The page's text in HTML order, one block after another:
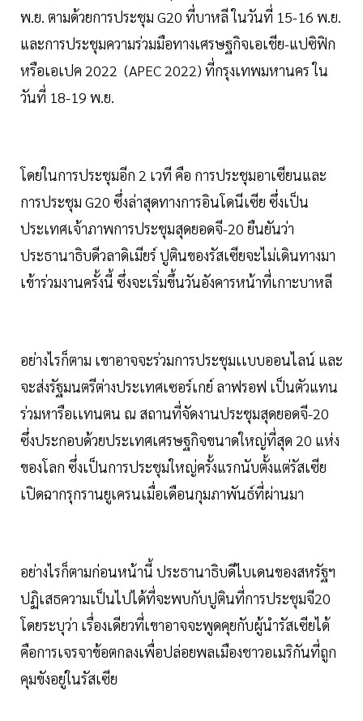
พ.ย. ตามด้วยการประชุม G20 ที่บาหลี ในวันที่ 15-16 พ.ย.
และการประชุมความร่วมมือทางเศรษฐกิจเอเชีย-แปซิฟิก
หรือเอเปค 2022 (APEC 2022) ที่กรุงเทพมหานคร ใน
วันที่ 18-19 พ.ย.
โดยในการประชุมอีก 2 เวที คือ การประชุมอาเซียนและ
การประชุม G20 ซึ่งล่าสุดทางการอินโดนีเซีย ซึ่งเป็น
ประเทศเจ้าภาพการประชุมสุดยอดจี-20 ยืนยันว่า
ประธานาธิบดีวลาดิเมียร์ ปูตินของรัสเซียจะไม่เดินทางมา
เข้าร่วมงานครั้งนี้ ซึ่งจะเริ่มขึ้นวันอังคารหน้าที่เกาะบาหลี
อย่างไรก็ตาม เขาอาจจะร่วมการประชุมเเบบออนไลน์ และ
จะส่งรัฐมนตรีต่างประเทศเซอร์เกย์ ลาฟรอฟ เป็นตัวแทน
ร่วมหารือเเทนตน ณ สถานที่จัดงานประชุมสุดยอดจี-20
ซึ่งประกอบด้วยประเทศเศรษฐกิจขนาดใหญ่ที่สุด 20 แห่ง
ของโลก ซึ่งเป็นการประชุมใหญ่ครั้งแรกนับตั้งแต่รัสเซีย
เปิดฉากรุกรานยูเครนเมื่อเดือนกุมภาพันธ์ที่ผ่านมา
อย่างไรก็ตามก่อนหน้านี้ ประธานาธิบดีไบเดนของสหรัฐฯ
ปฏิเสธความเป็นไปได้ที่จะพบกับปูตินที่การประชุมจี20
โดยระบุว่า เรื่องเดียวที่เขาอาจจะพูดคุยกับผู้นำรัสเซียได้
คือการเจรจาข้อตกลงเพื่อปล่อยพลเมืองชาวอเมริกันที่ถูก
คุมขังอยู่ในรัสเซีย